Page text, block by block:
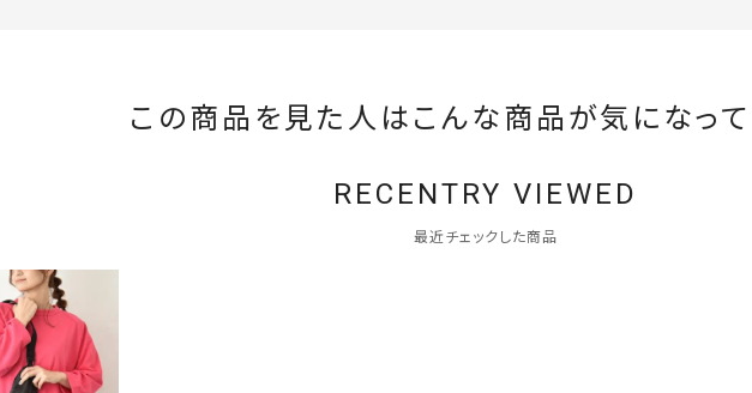
この商品を見た人はこんな商品が気になっ
RECENTRY VIEWED
最近チェックした商品